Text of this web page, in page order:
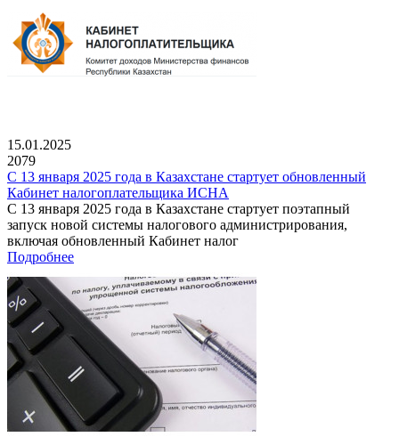
15.01.2025
2079
С 13 января 2025 года в Казахстане стартует обновленный
Кабинет налогоплательщика ИСНА
С 13 января 2025 года в Казахстане стартует поэтапный
запуск новой системы налогового администрирования,
включая обновленный Кабинет налог
Подробнее